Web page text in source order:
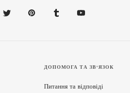
ДОПОМОГА ТА ЗВ'ЯЗОК
Питання та відповіді